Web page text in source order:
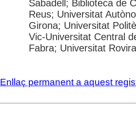
Sabadell; Biblioteca de
Reus; Universitat
Girona; Universitat
Vic-Universitat Central
Fabra; Universitat
Enllaç permanent a aquest